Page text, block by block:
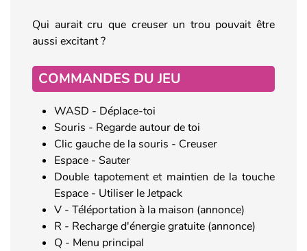
Qui aurait cru que creuser un trou pouvait être
aussi excitant ?
COMMANDES DU JEU
WASD - Déplace-toi
Souris - Regarde autour de toi
Clic gauche de la souris - Creuser
Espace - Sauter
Double tapotement et maintien de la touche
Espace - Utiliser le Jetpack
V - Téléportation à la maison (annonce)
R - Recharge d'énergie gratuite (annonce)
Q - Menu principal